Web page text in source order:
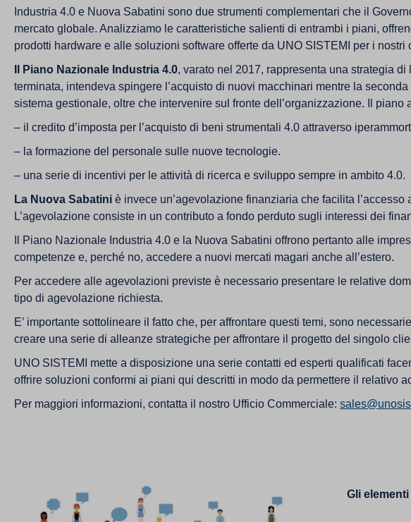
Industria 4.0 e Nuova Sabatini sono due strumenti complementari che il
mercato globale. Analizziamo le caratteristiche salienti di entrambi i piani,
prodotti hardware e alle soluzioni software offerte da UNO SISTEMI per i nostri
Il Piano Nazionale Industria 4.0, varato nel 2017, rappresenta una strategia
terminata, intendeva spingere l’acquisto di nuovi macchinari mentre la
sistema gestionale, oltre che intervenire sul fronte dell’organizzazione. Il
– il credito d’imposta per l’acquisto di beni strumentali 4.0 attraverso
– la formazione del personale sulle nuove tecnologie.
– una serie di incentivi per le attività di ricerca e sviluppo sempre in ambito 4.0.
La Nuova Sabatini è invece un’agevolazione finanziaria che facilita
L’agevolazione consiste in un contributo a fondo perduto sugli interessi dei
Il Piano Nazionale Industria 4.0 e la Nuova Sabatini offrono pertanto alle
competenze e, perché no, accedere a nuovi mercati magari anche all’estero.
Per accedere alle agevolazioni previste è necessario presentare le relative
tipo di agevolazione richiesta.
E’ importante sottolineare il fatto che, per affrontare questi temi, sono
creare una serie di alleanze strategiche per affrontare il progetto del singolo
UNO SISTEMI mette a disposizione una serie contatti ed esperti qualificati
offrire soluzioni conformi ai piani qui descritti in modo da permettere il relativo
Per maggiori informazioni, contatta il nostro Ufficio Commerciale:
Gli